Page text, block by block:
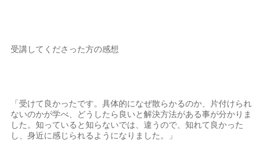
受講してくださった方の感想
「受けて良かったです。具体的になぜ散らかるのか、片付けられ
ないのかが学べ、どうしたら良いと解決方法がある事が分かりま
した。知っていると知らないでは、違うので、知れて良かった
し、身近に感じられるようになりました。」